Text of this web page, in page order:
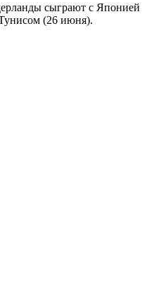
сыграют с Японией
(26 июня).